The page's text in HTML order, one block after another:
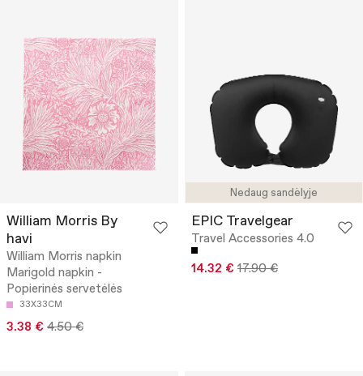
William Morris By
havi
William Morris napkin
Marigold napkin -
Popierinės servetėlės
33X33CM
3.38 € 4.50 €
Nedaug sandėlyje
EPIC Travelgear
Travel Accessories 4.0
14.32 € 17.90 €